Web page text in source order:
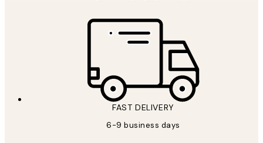
FAST DELIVERY
6-9 business days